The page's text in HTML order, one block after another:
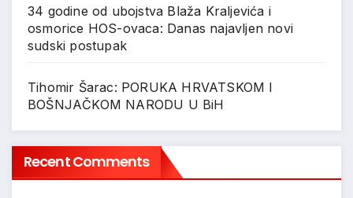
34 godine od ubojstva Blaža Kraljevića i
osmorice HOS-ovaca: Danas najavljen novi
sudski postupak
Tihomir Šarac: PORUKA HRVATSKOM I
BOŠNJAČKOM NARODU U BiH
Recent Comments